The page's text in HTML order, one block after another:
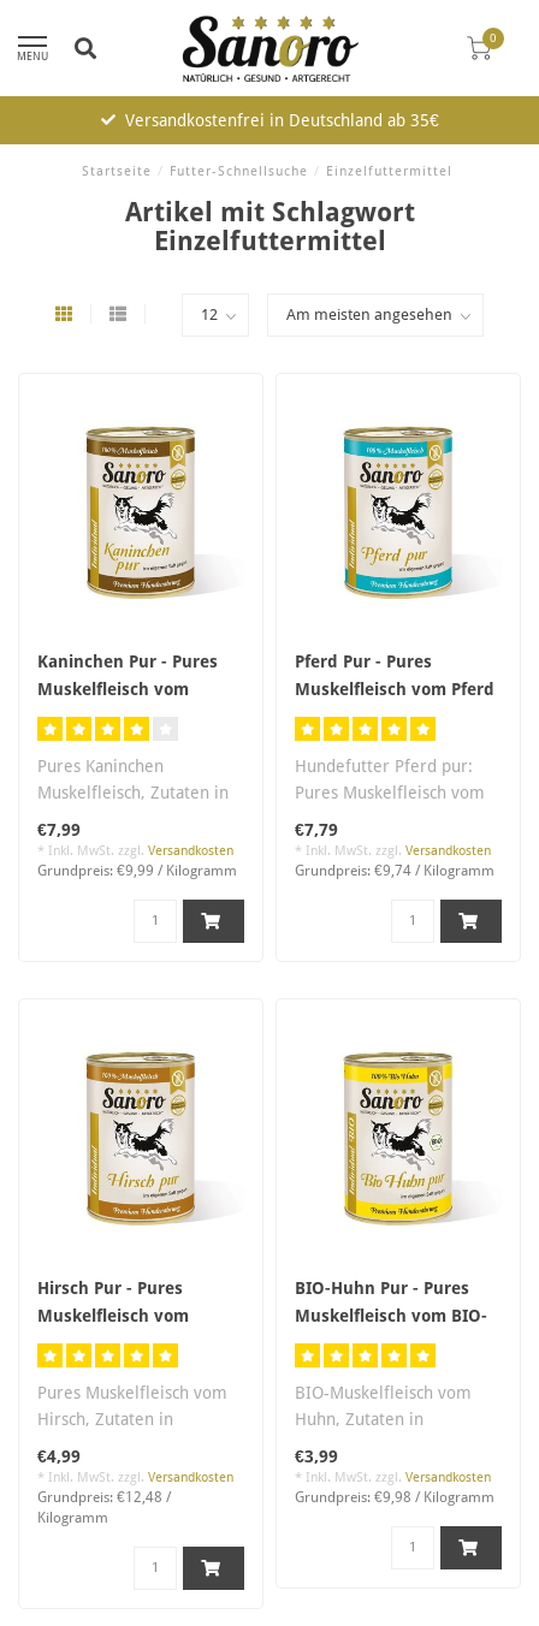
MENU
0
Versandkostenfrei in Deutschland ab 35€
Startseite / Futter-Schnellsuche / Einzelfuttermittel
Artikel mit Schlagwort
Einzelfuttermittel
Kaninchen Pur - Pures
Muskelfleisch vom
Kaninchen
Pures Kaninchen
Muskelfleisch, Zutaten in
Lebenmittelqualität,
salzfrei..
€7,99
* Inkl. MwSt. zzgl. Versandkosten
Grundpreis: €9,99 / Kilogramm
Pferd Pur - Pures
Muskelfleisch vom Pferd
Hundefutter Pferd pur:
Pures Muskelfleisch vom
Pferd, Zutaten in
Lebensmittelqua..
€7,79
* Inkl. MwSt. zzgl. Versandkosten
Grundpreis: €9,74 / Kilogramm
Hirsch Pur - Pures
Muskelfleisch vom
Hirsch
Pures Muskelfleisch vom
Hirsch, Zutaten in
salzfrei..
€4,99
* Inkl. MwSt. zzgl. Versandkosten
Grundpreis: €12,48 /
Kilogramm
BIO-Huhn Pur - Pures
Muskelfleisch vom BIO-
Huhn
BIO-Muskelfleisch vom
Huhn, Zutaten in
salzfrei. Im eigenen S..
€3,99
* Inkl. MwSt. zzgl. Versandkosten
Grundpreis: €9,98 / Kilogramm